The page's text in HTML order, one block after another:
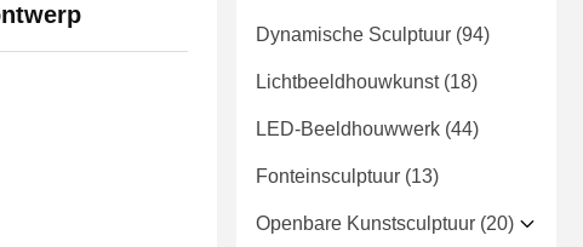
Dynamische Sculptuur (94)
Lichtbeeldhouwkunst(18)
LED-Beeldhouwwerk (44)
Fonteinsculptuur (13)
Openbare Kunstsculptuur (20)